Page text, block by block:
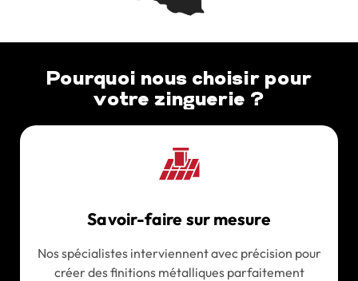
Pourquoi nous choisir pour
votre zinguerie ?
Savoir-faire sur mesure
Nos spécialistes interviennent avec précision pour
créer des finitions métalliques parfaitement